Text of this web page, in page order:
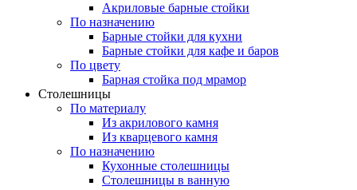
Акриловые барные стойки
По назначению
Барные стойки для кухни
Барные стойки для кафе и баров
По цвету
Барная стойка под мрамор
Столешницы
По материалу
Из акрилового камня
Из кварцевого камня
По назначению
Кухонные столешницы
Столешницы в ванную